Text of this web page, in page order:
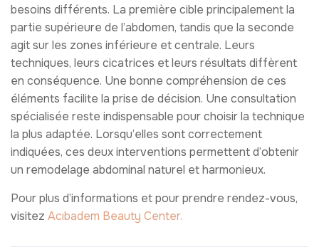
besoins différents. La première cible principalement la
partie supérieure de l’abdomen, tandis que la seconde
agit sur les zones inférieure et centrale. Leurs
techniques, leurs cicatrices et leurs résultats diffèrent
en conséquence. Une bonne compréhension de ces
éléments facilite la prise de décision. Une consultation
spécialisée reste indispensable pour choisir la technique
la plus adaptée. Lorsqu’elles sont correctement
indiquées, ces deux interventions permettent d’obtenir
un remodelage abdominal naturel et harmonieux.
Pour plus d’informations et pour prendre rendez-vous,
visitez Acıbadem Beauty Center.